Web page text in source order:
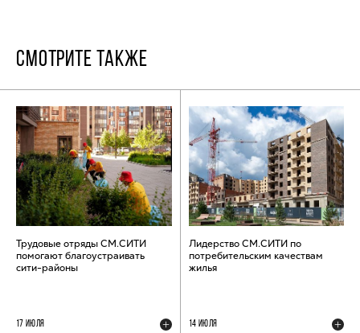
СМОТРИТЕ ТАКЖЕ
Трудовые отряды СМ.СИТИ
помогают благоустраивать
сити-районы
17 ИЮЛЯ
Лидерство СМ.СИТИ по
потребительским качествам
жилья
14 ИЮЛЯ